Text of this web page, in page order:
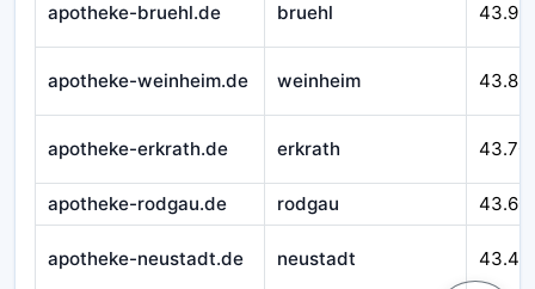
apotheke-bruehl.de bruehl
apotheke-weinheim.de weinheim
apotheke-erkrath.de erkrath
apotheke-rodgau.de rodgau
apotheke-neustadt.de neustadt